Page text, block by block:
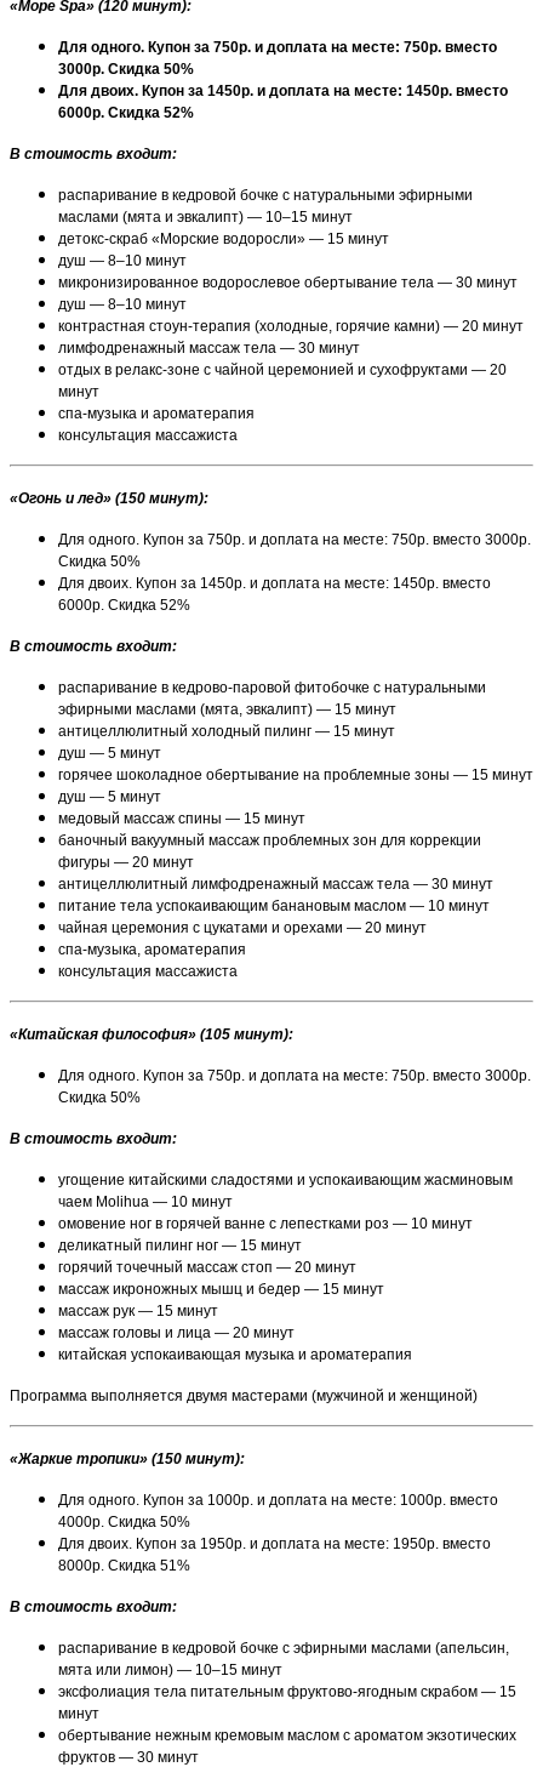
«Море Spa» (120 минут):
Для одного. Купон за 750р. и доплата на месте: 750р. вместо
3000р. Скидка 50%
Для двоих. Купон за 1450р. и доплата на месте: 1450р. вместо
6000р. Скидка 52%
В стоимость входит:
распаривание в кедровой бочке с натуральными эфирными
маслами (мята и эвкалипт) — 10–15 минут
детокс-скраб «Морские водоросли» — 15 минут
душ — 8–10 минут
микронизированное водорослевое обертывание тела — 30 минут
душ — 8–10 минут
контрастная стоун-терапия (холодные, горячие камни) — 20 минут
лимфодренажный массаж тела — 30 минут
отдых в релакс-зоне с чайной церемонией и сухофруктами — 20
минут
спа-музыка и ароматерапия
консультация массажиста
«Огонь и лед» (150 минут):
Для одного. Купон за 750р. и доплата на месте: 750р. вместо 3000р.
Скидка 50%
Для двоих. Купон за 1450р. и доплата на месте: 1450р. вместо
6000р. Скидка 52%
В стоимость входит:
распаривание в кедрово-паровой фитобочке с натуральными
эфирными маслами (мята, эвкалипт) — 15 минут
антицеллюлитный холодный пилинг — 15 минут
душ — 5 минут
горячее шоколадное обертывание на проблемные зоны — 15 минут
душ — 5 минут
медовый массаж спины — 15 минут
баночный вакуумный массаж проблемных зон для коррекции
фигуры — 20 минут
антицеллюлитный лимфодренажный массаж тела — 30 минут
питание тела успокаивающим банановым маслом — 10 минут
чайная церемония с цукатами и орехами — 20 минут
спа-музыка, ароматерапия
консультация массажиста
«Китайская философия» (105 минут):
Для одного. Купон за 750р. и доплата на месте: 750р. вместо 3000р.
Скидка 50%
В стоимость входит:
угощение китайскими сладостями и успокаивающим жасминовым
чаем Molihua — 10 минут
омовение ног в горячей ванне с лепестками роз — 10 минут
деликатный пилинг ног — 15 минут
горячий точечный массаж стоп — 20 минут
массаж икроножных мышц и бедер — 15 минут
массаж рук — 15 минут
массаж головы и лица — 20 минут
китайская успокаивающая музыка и ароматерапия
Программа выполняется двумя мастерами (мужчиной и женщиной)
«Жаркие тропики» (150 минут):
Для одного. Купон за 1000р. и доплата на месте: 1000р. вместо
4000р. Скидка 50%
Для двоих. Купон за 1950р. и доплата на месте: 1950р. вместо
8000р. Скидка 51%
В стоимость входит:
распаривание в кедровой бочке с эфирными маслами (апельсин,
мята или лимон) — 10–15 минут
эксфолиация тела питательным фруктово-ягодным скрабом — 15
минут
обертывание нежным кремовым маслом с ароматом экзотических
фруктов — 30 минут